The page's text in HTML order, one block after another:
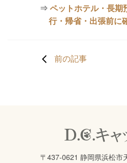
⇒ ペットホテル・長期
行・帰省・出張前に
前の記事
〒437-0621 静岡県浜松市